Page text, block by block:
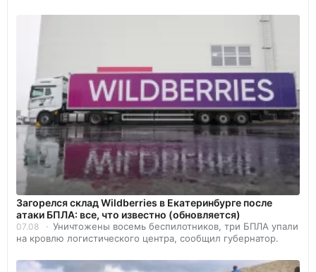
Загорелся склад Wildberries в Екатеринбурге после
атаки БПЛА: все, что известно (обновляется)
07.08
Уничтожены восемь беспилотников, три БПЛА упали
на кровлю логистического центра, сообщил губернатор.